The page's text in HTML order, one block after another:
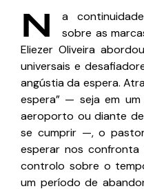
N
a
sobre as
Eliezer Oliveira
universais e
angústia da espera.
espera” — seja em
aeroporto ou diante
se cumprir —, o
esperar nos
controlo sobre o
um período de